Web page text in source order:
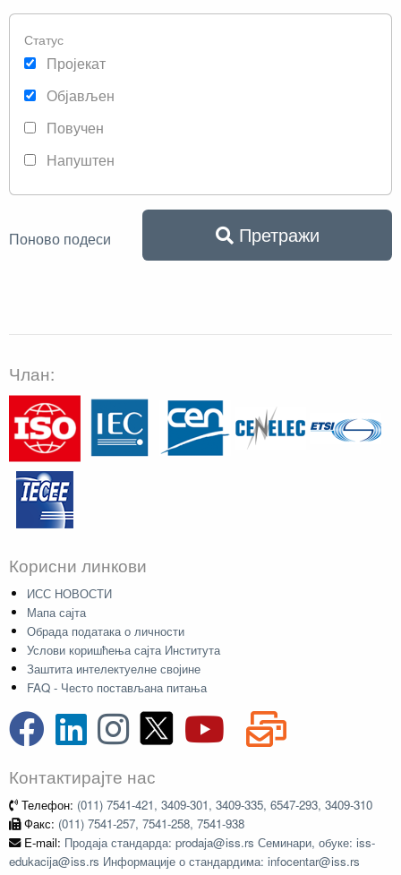
Статус
Пројекат
Објављен
Повучен
Напуштен
Поново подеси Претражи
Члан:
Корисни линкови
ИСС НОВОСТИ
Мапа сајта
Обрада података о личности
Услови коришћења сајта Института
Заштита интелектуелне својине
FAQ - Често постављана питања
Контактирајте нас
Телефон: (011) 7541-421, 3409-301, 3409-335, 6547-293, 3409-310
Факс: (011) 7541-257, 7541-258, 7541-938
E-mail: Продаја стандарда: prodaja@iss.rs Семинари, обуке: iss-
edukacija@iss.rs Информације о стандардима: infocentar@iss.rs